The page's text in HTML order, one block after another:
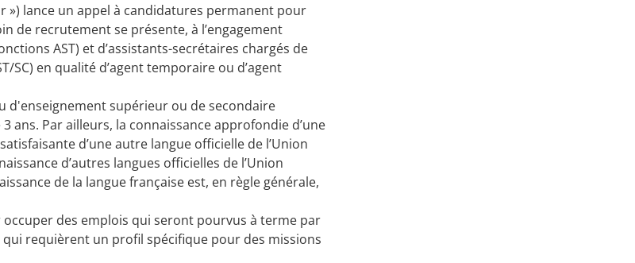
») lance un appel à candidatures permanent pour
de recrutement se présente, à l’engagement
AST) et d’assistants-secrétaires chargés de
en qualité d’agent temporaire ou d’agent
d'enseignement supérieur ou de secondaire
Par ailleurs, la connaissance approfondie d’une
d’une autre langue officielle de l’Union
d’autres langues officielles de l’Union
de la langue française est, en règle générale,
des emplois qui seront pourvus à terme par
requièrent un profil spécifique pour des missions